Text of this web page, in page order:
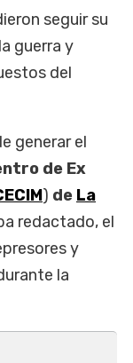
seguir su
guerra y
del
generar el
de Ex
) de La
redactado, el
y
la